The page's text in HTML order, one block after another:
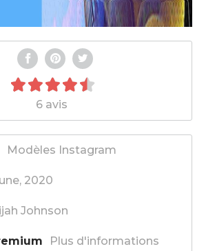
6 avis
Modèles Instagram
2020
Johnson
Plus d'informations